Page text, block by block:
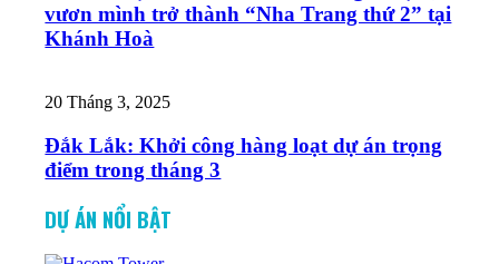
vươn mình trở thành “Nha Trang thứ 2” tại
Khánh Hoà
20 Tháng 3, 2025
Đắk Lắk: Khởi công hàng loạt dự án trọng
điểm trong tháng 3
DỰ ÁN NỔI BẬT